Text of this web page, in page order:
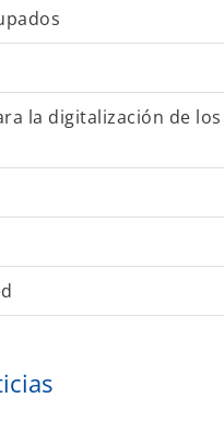
la digitalización de los